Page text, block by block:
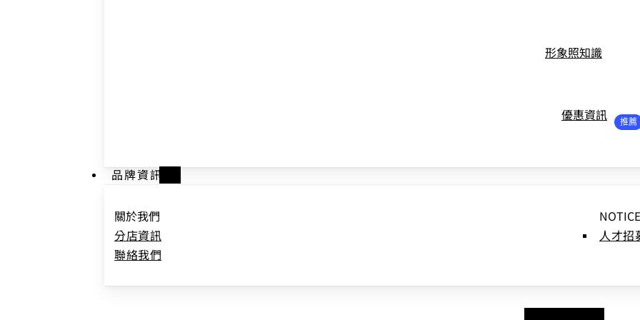
形象照知識
優惠資訊
品牌資訊
關於我們
分店資訊
聯絡我們
NOTICE
人才招